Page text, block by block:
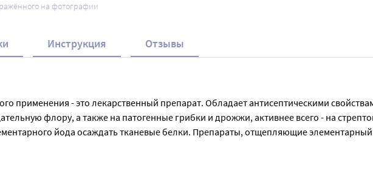
на фотографии
Инструкция Отзывы
применения - это лекарственный препарат. Обладает антисептическими
флору, а также на патогенные грибки и дрожжи, активнее всего - на
йода осаждать тканевые белки. Препараты, отщепляющие
обладают местнораздражающими свойствами только в очень высоких